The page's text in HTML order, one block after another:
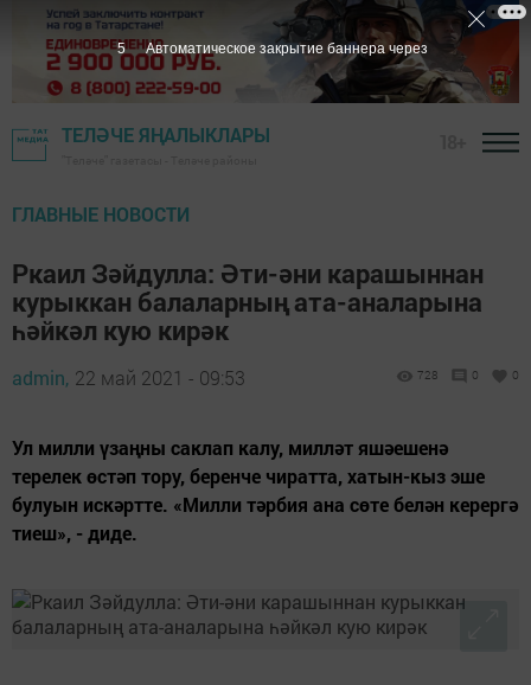
ТЕЛӘЧЕ ЯҢАЛЫКЛАРЫ
ГЛАВНЫЕ НОВОСТИ
Ркаил Зәйдулла: Әти-әни карашыннан
курыккан балаларның ата-аналарына
һәйкәл кую кирәк
admin, 22 май 2021 - 09:53 728 0 0
Ул милли үзаңны саклап калу, милләт яшәешенә
терелек өстәп тору, беренче чиратта, хатын-кыз эше
булуын искәртте. «Милли тәрбия ана сөте белән керергә
тиеш», - диде.
4 Автоматическое закрытие баннера через